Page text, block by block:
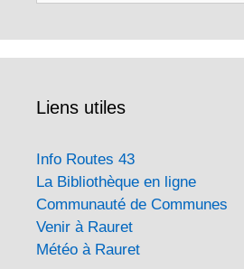
Liens utiles
Info Routes 43
La Bibliothèque en ligne
Communauté de Communes
Venir à Rauret
Météo à Rauret